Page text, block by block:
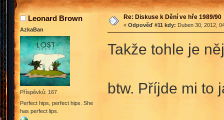
Leonard Brown
AzkaBan
Příspěvků: 167
Perfect hips, perfect hips. She
has perfect lips.
Re: Diskuse k Dění ve hře 1989/90
« Odpověď #11 kdy: Duben 30, 2012,
Takže tohle je
btw. Příjde mi to